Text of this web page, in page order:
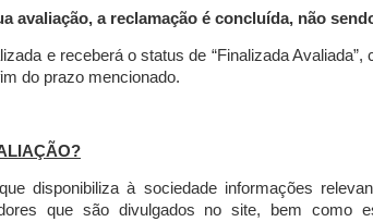
avaliação, a reclamação é concluída, não
e receberá o status de “Finalizada
do prazo mencionado.
disponibiliza à sociedade informações
que são divulgados no site, bem como